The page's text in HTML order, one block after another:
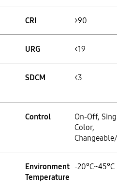
CRI >90
URG <19
SDCM <3
Control
On-Off,
Color,
Environment
Temperature
-20°C~45°C